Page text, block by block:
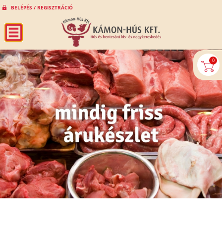
BELÉPÉS / REGISZTRÁCIÓ
0